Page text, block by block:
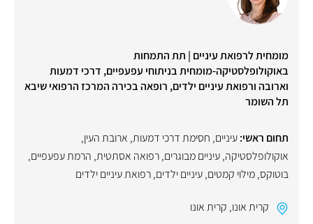
מומחית לרפואת עיניים | תת התמחות
באוקולופלסטיקה-מומחית בניתוחי עפעפיים, דרכי דמעות
וארובה ורפואת עיניים ילדים, רופאה בכירה המרכז הרפואי שיבא
תל השומר
תחום ראשי:עיניים, חסימת דרכי דמעות, ארובת העין,
אוקולופלסטיקה,עיניים מבוגרים,רפואה אסתטית, הרמת עפעפיים,
בוטוקס,מילוי קמטים,עיניים ילדים,רפואת עיניים ילדים
קרית אונו, קרית אונו